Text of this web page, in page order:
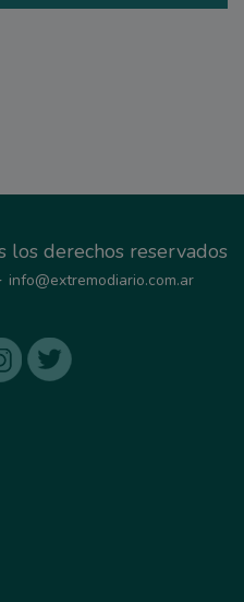
derechos reservados
info@extremodiario.com.ar